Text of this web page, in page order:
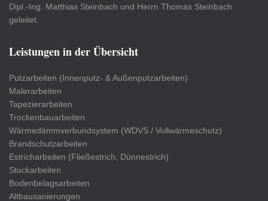
Dipl.-Ing. Matthias Steinbach und Herrn Thomas Steinbach
geleitet.
Leistungen in der Übersicht
Putzarbeiten (Innenputz- & Außenputzarbeiten)
Malerarbeiten
Tapezierarbeiten
Trockenbauarbeiten
Wärmedämmverbundsystem (WDVS / Vollwärmeschutz)
Brandschutzarbeiten
Estricharbeiten (Fließestrich, Dünnestrich)
Stuckarbeiten
Bodenbelagsarbeiten
Altbausanierungen